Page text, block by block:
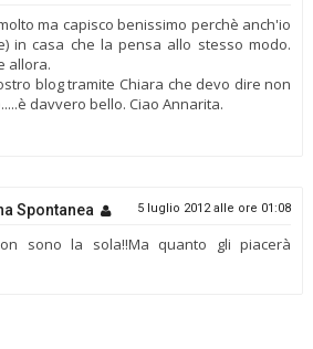
ma capisco benissimo perchè anch'io
in casa che la pensa allo stesso modo.
allora.
blog tramite Chiara che devo dire non
davvero bello. Ciao Annarita.
Spontanea 5 luglio 2012 alle ore 01:08
sono la sola!!Ma quanto gli piacerà